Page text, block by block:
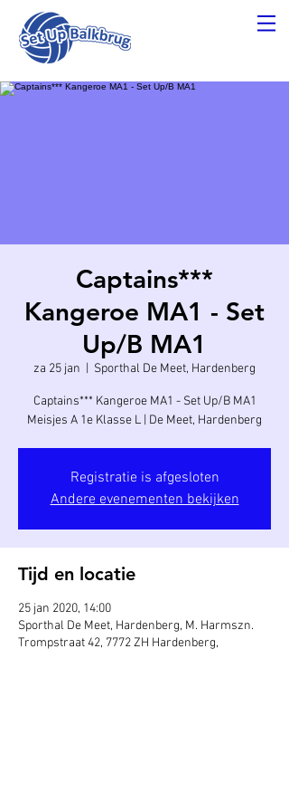
Captains***
Kangeroe MA1 - Set
Up/B MA1
za 25 jan Sporthal De Meet, Hardenberg
Captains*** Kangeroe MA1 - Set Up/B MA1
Meisjes A 1e Klasse L | De Meet, Hardenberg
Registratie is afgesloten
Andere evenementen bekijken
Tijd en locatie
25 jan 2020, 14:00
Sporthal De Meet, Hardenberg, M. Harmszn.
Trompstraat 42, 7772 ZH Hardenberg,